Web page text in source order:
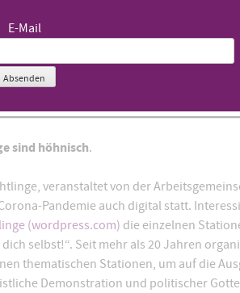
sind höhnisch.
veranstaltet von der
Pandemie auch digital statt.
(wordpress.com) die einzelnen
selbst!“. Seit mehr als 20 Jahren
thematischen Stationen, um auf die
Demonstration und politischer
E-Mail
Absenden